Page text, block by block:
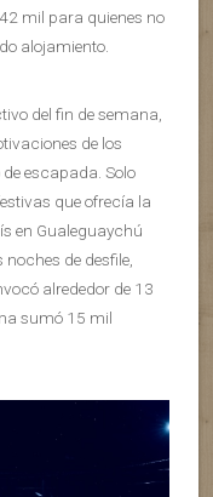
mil para quienes no
alojamiento.
del fin de semana,
de los
escapada. Solo
que ofrecía la
en Gualeguaychú
de desfile,
alrededor de 13
sumó 15 mil